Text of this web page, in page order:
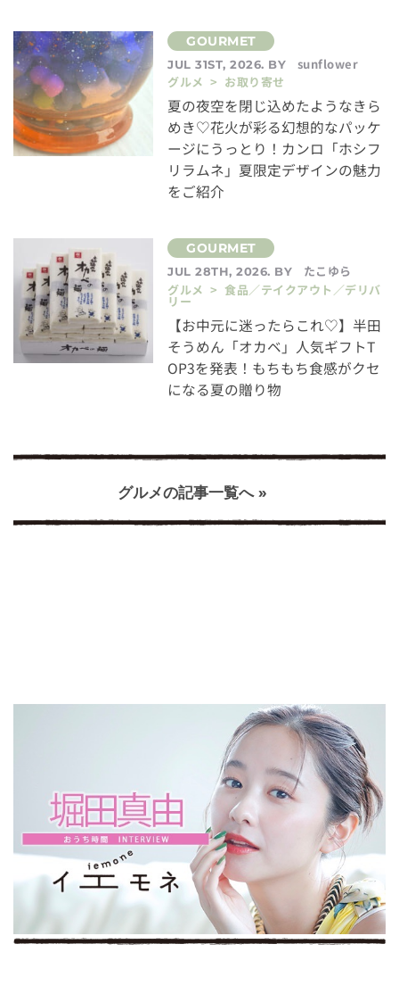
JUL 31ST, 2026. BY
sunflower
グルメ > お取り寄せ
夏の夜空を閉じ込めたようなきら
めき♡花火が彩る幻想的なパッケ
ージにうっとり！カンロ「ホシフ
リラムネ」夏限定デザインの魅力
をご紹介
JUL 28TH, 2026. BY
たこゆら
グルメ > 食品／テイクアウト／デリバ
リー
【お中元に迷ったらこれ♡】半田
そうめん「オカベ」人気ギフトT
OP3を発表！もちもち食感がクセ
になる夏の贈り物
グルメの記事一覧へ »